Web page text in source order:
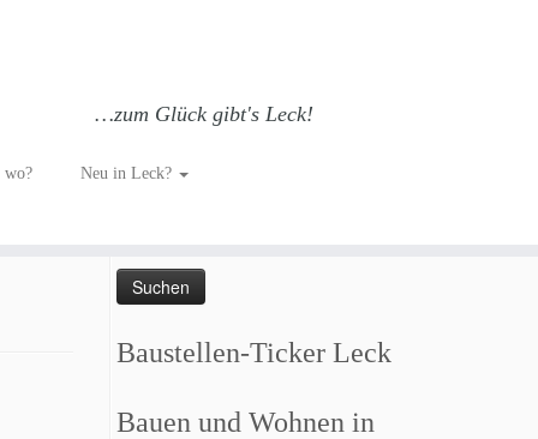
…zum Glück gibt's Leck!
wo? Neu in Leck?
Such dich GLÜCKlich…
Baustellen-Ticker Leck
Bauen und Wohnen in